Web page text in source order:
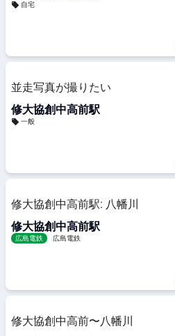
自宅
並走写真が撮りたい
修大協創中高前駅
一般
修大協創中高前駅: 八幡川
修大協創中高前駅
広島電鉄 広島電鉄
修大協創中高前〜八幡川